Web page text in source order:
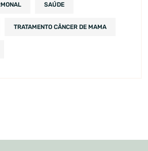
SAÚDE
TRATAMENTO CÂNCER DE MAMA